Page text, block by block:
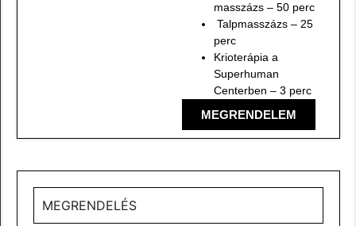
masszázs – 50 perc
Talpmasszázs – 25
perc
Krioterápia a
Superhuman
Centerben – 3 perc
MEGRENDELEM
MEGRENDELÉS